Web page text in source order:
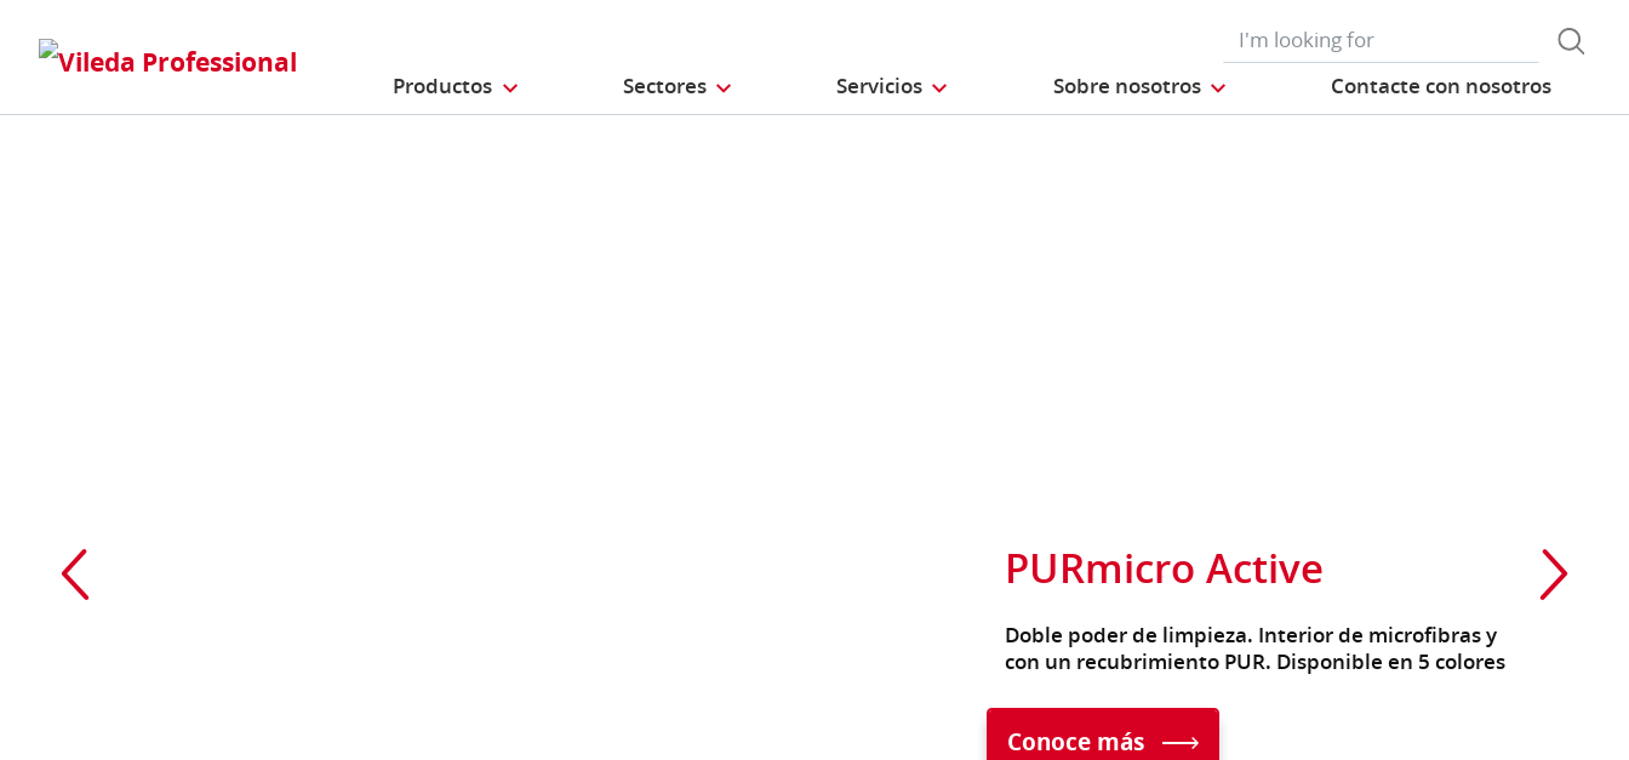
Productos Sectores Servicios Sobre nosotros Contacte con nosotros
PURmicro Active
Doble poder de limpieza. Interior de microfibras y
con un recubrimiento PUR. Disponible en 5 colores
Conoce más